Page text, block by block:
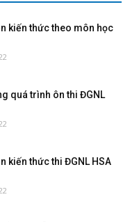
kiến thức theo môn học
quá trình ôn thi ĐGNL
kiến thức thi ĐGNL HSA